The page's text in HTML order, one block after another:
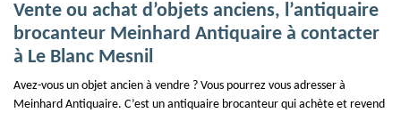
Vente ou achat d’objets anciens, l’antiquaire
brocanteur Meinhard Antiquaire à contacter
à Le Blanc Mesnil
Avez-vous un objet ancien à vendre ? Vous pourrez vous adresser à
Meinhard Antiquaire. C’est un antiquaire brocanteur qui achète et revend